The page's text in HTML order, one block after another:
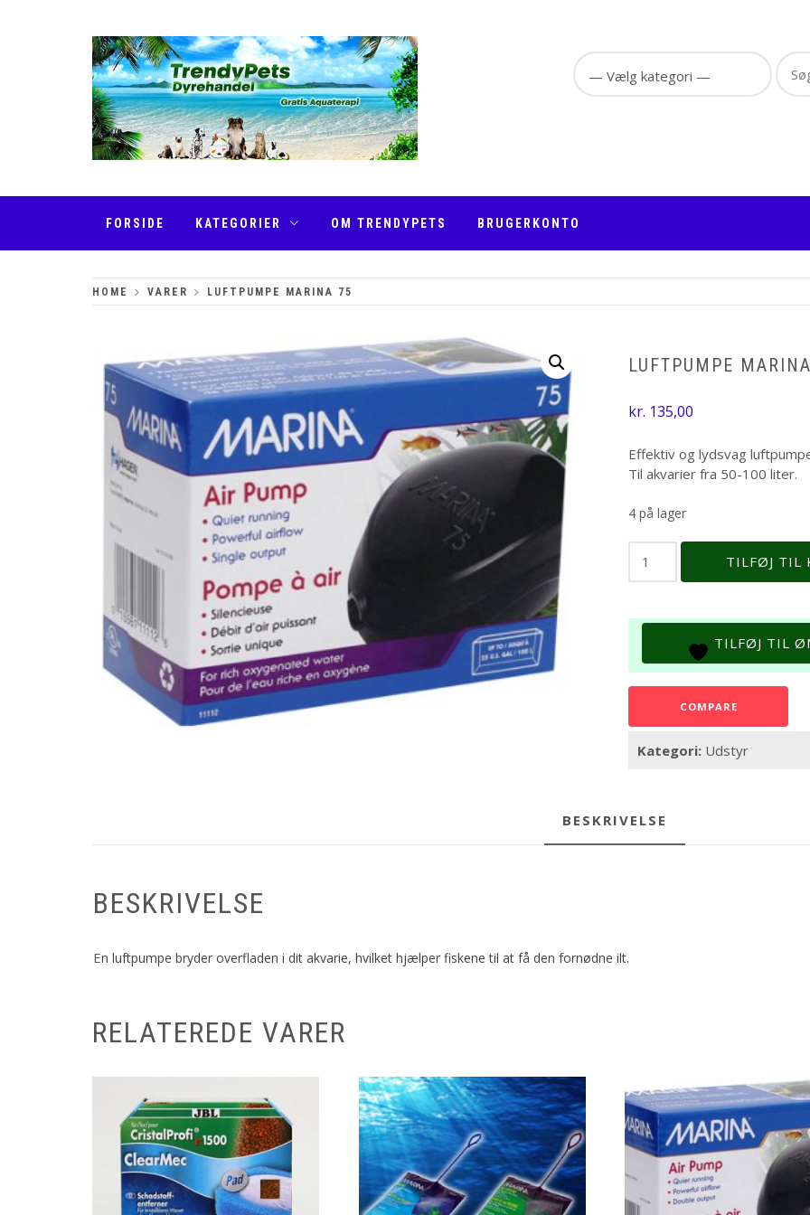
for:
FORSIDE KATEGORIER OM TRENDYPETS BRUGERKONTO
HOME VARER LUFTPUMPE MARINA 75
LUFTPUMPE
kr. 135,00
Effektiv og lydsvag
Til akvarier fra 50-100 liter.
4 på lager
LUFTPUMPE
MARINA
TILFØJ TIL
TILFØJ TIL
COMPARE
Kategori: Udstyr
BESKRIVELSE
BESKRIVELSE
En luftpumpe bryder overfladen i dit akvarie, hvilket hjælper fiskene til at få den fornødne ilt.
RELATEREDE VARER